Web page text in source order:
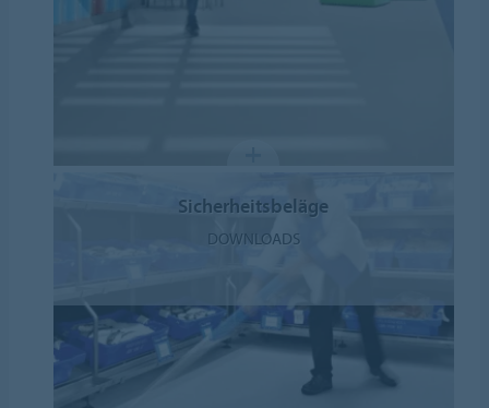
Sicherheitsbeläge
DOWNLOADS